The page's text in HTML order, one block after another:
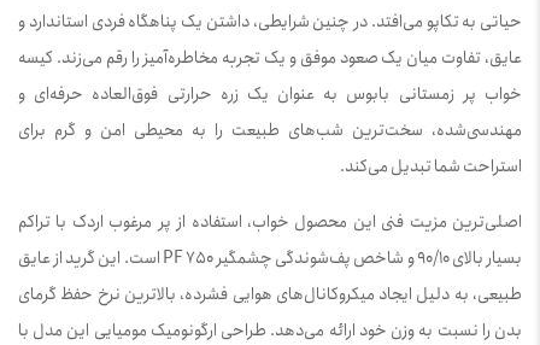
حیاتی به تکاپو می‌افتد. در چنین شرایطی، داشتن یک پناهگاه فردی استاندارد و
عایق، تفاوت میان یک صعود موفق و یک تجربه مخاطره‌آمیز را رقم می‌زند. کیسه
خواب پر زمستانی بابوس به عنوان یک زره حرارتی فوق‌العاده حرفه‌ای و
مهندسی‌شده، سخت‌ترین شب‌های طبیعت را به محیطی امن و گرم برای
استراحت شما تبدیل می‌کند.
اصلی‌ترین مزیت فنی این محصول خواب، استفاده از پر مرغوب اردک با تراکم
بسیار بالای 90/10 و شاخص پف‌شوندگی چشمگیر 750 PF است. این گرید از عایق
طبیعی، به دلیل ایجاد میکروکانال‌های هوایی فشرده، بالاترین نرخ حفظ گرمای
بدن را نسبت به وزن خود ارائه می‌دهد. طراحی ارگونومیک مومیایی این مدل با